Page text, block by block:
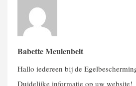
Babette Meulenbelt
Hallo iedereen bij de
Duidelijke informatie op uw website!